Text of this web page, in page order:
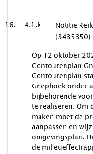
4.1.k
Notitie
(3435350)
Op 12 oktober
Contourenplan
Contourenplan
Gnephoek onder
bijbehorende
te realiseren. Om
maken moet de
aanpassen en
omgevingsplan.
de